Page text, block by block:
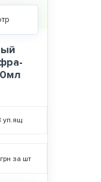
уп.ящ
грн за шт